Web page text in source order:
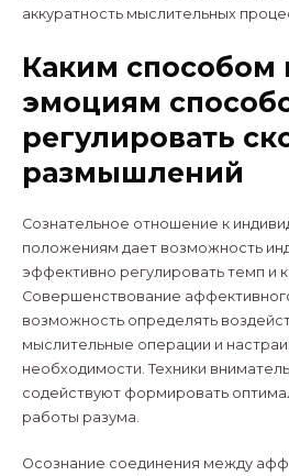
аккуратность мыслительных
Каким способом
эмоциям
регулировать
размышлений
Сознательное отношение к
положениям дает возможность
эффективно регулировать темп и
Совершенствование
возможность определять
мыслительные операции и
необходимости. Техники
содействуют формировать
работы разума.
Осознание соединения между